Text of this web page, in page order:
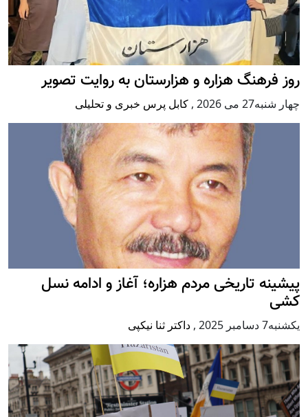
روز فرهنگ هزاره و هزارستان به روایت تصویر
چهار شنبه27 می 2026 , کابل پرس خبری و تحلیلی
پيشينه تاريخی مردم هزاره؛ آغاز و ادامه نسل
کشی
يكشنبه7 دسامبر 2025 , داکتر ثنا نیکپی